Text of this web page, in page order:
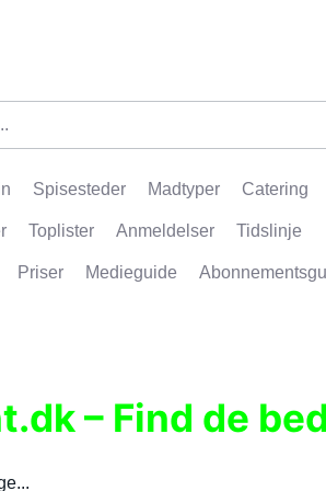
Spisesteder Madtyper Catering
Toplister Anmeldelser Tidslinje
Priser Medieguide
– Find de